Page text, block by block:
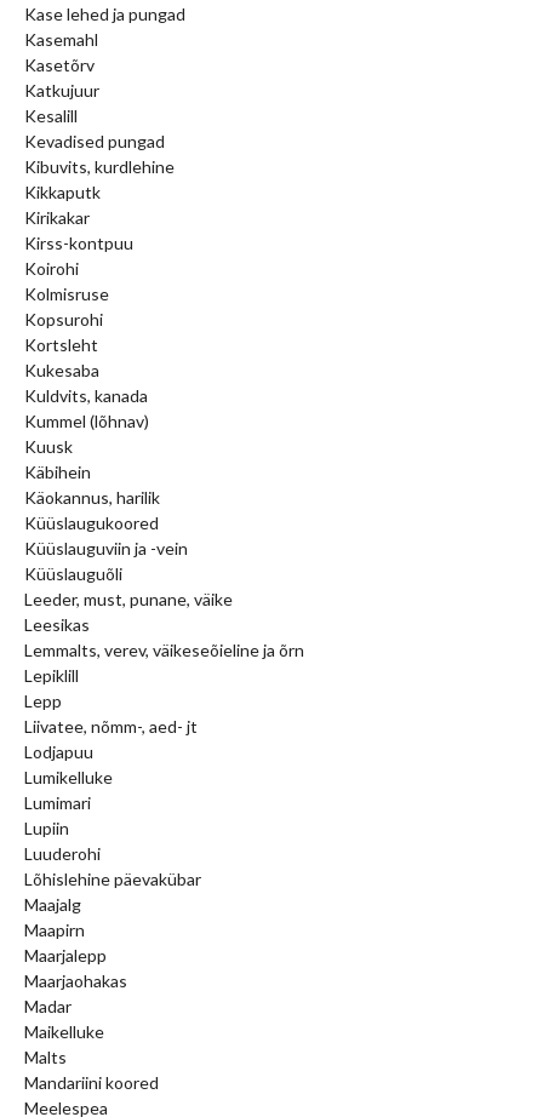
Kase lehed ja pungad
Kasemahl
Kasetõrv
Katkujuur
Kesalill
Kevadised pungad
Kibuvits, kurdlehine
Kikkaputk
Kirikakar
Kirss-kontpuu
Koirohi
Kolmisruse
Kopsurohi
Kortsleht
Kukesaba
Kuldvits, kanada
Kummel (lõhnav)
Kuusk
Käbihein
Käokannus, harilik
Küüslaugukoored
Küüslauguviin ja -vein
Küüslauguõli
Leeder, must, punane, väike
Leesikas
Lemmalts, verev, väikeseõieline ja õrn
Lepiklill
Lepp
Liivatee, nõmm-, aed- jt
Lodjapuu
Lumikelluke
Lumimari
Lupiin
Luuderohi
Lõhislehine päevakübar
Maajalg
Maapirn
Maarjalepp
Maarjaohakas
Madar
Maikelluke
Malts
Mandariini koored
Meelespea